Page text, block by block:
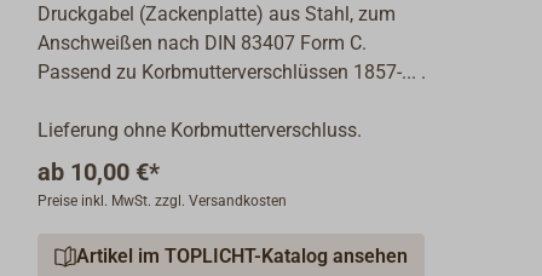
Druckgabel (Zackenplatte) aus Stahl, zum
Anschweißen nach DIN 83407 Form C.
Passend zu Korbmutterverschlüssen 1857-... .
Lieferung ohne Korbmutterverschluss.
ab 10,00 €*
Preise inkl. MwSt. zzgl. Versandkosten
Artikel im TOPLICHT-Katalog ansehen